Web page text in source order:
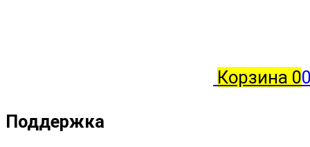
Корзина 0
Поддержка